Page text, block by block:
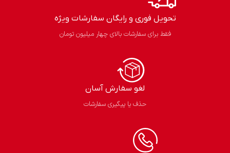
تحویل فوری و رایگان سفارشات ویژه
فقط برای سفارشات بالای چهار میلیون تومان
لغو سفارش آسان​
حذف یا پیگیری سفارشات